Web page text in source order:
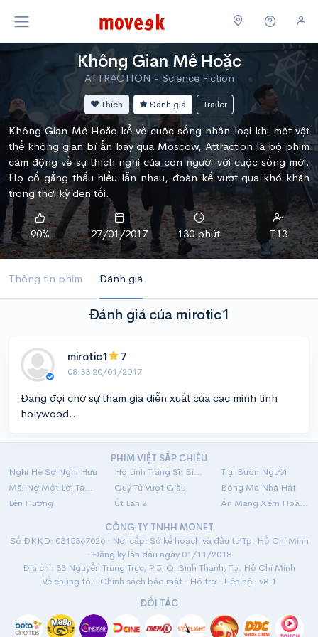
Không Gian Mê Hoặc
ATTRACTION - Science Fiction
Thích Đánh giá Trailer
Không Gian Mê Hoặc kể về cuộc sống nhân loại khi một vật
thể không gian bí ẩn bay qua Moscow, Attraction là bộ phim
cảm động về sự thích nghi của con người với cuộc sống mới.
Họ cố gắng thấu hiểu lẫn nhau, đoàn kế vượt qua khó khăn
trong thời kỳ đen tối.
90% 27/01/2017 130 phút T13
Thông tin phim Đánh giá
Đánh giá của mirotic1
mirotic1 7
08:33 20/01/2017
Đang đợi chờ sự tham gia diễn xuất của cac minh tinh
holywood..
PHIM VIỆT SẮP CHIẾU
Nghỉ Hè Sợ Nghỉ Hưu
Hộ Linh Tráng Sĩ: Bí Ẩn Mộ Vua Đinh
Trại Buôn Người
Mãi Nợ Một Lời Tạm Biệt
Quý Tử Vượt Giàu
Bóng Ma Nhà Hát
Lên Hương
Út Lan 2
Án Mạng Xém Hoàn Hảo
CÔNG TY TNHH MONET
Số ĐKKD: 0315367026 · Nơi cấp: Sở kế hoạch và đầu tư Tp. Hồ Chí Minh
· Đăng ký lần đầu ngày 01/11/2018
Địa chỉ: 33 Nguyễn Trung Trực, P.5, Q. Bình Thạnh, Tp. Hồ Chí Minh
Về chúng tôi · Chính sách bảo mật · Hỗ trợ · Liên hệ · v8.1
ĐỐI TÁC